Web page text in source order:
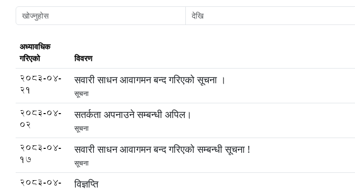
अध्यावधिक
गरिएको
विवरण
2083-04-
21
सवारी साधन आवागमन बन्द गरिएको सूचना ।
सूचना
2083-04-
02
सतर्कता अपनाउने सम्बन्धी अपिल।
सूचना
2083-04-
17
सवारी साधन आवागमन बन्द गरिएको सम्बन्धी सूचना !
सूचना
2083-04-
विज्ञप्ति